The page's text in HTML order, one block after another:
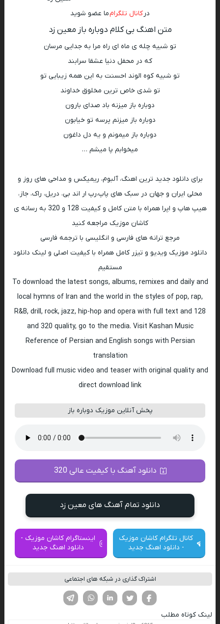
در کانال تلگرامما عضو شوید
متن اهنگ بی کلام دوباره باز معین زد
تو شبیه چله ی ماه ای راه مرا به جدایی مرسان
که در محفل دنیا عشقا سرابند
تو شبیه کوه الوند احسنت به این همه زیبایی تو
تو شدی خاص ترین مخلوق خداوند
دوباره باز میزنه باد صدای بارون
دوباره باز میزنم پرسه تو خیابون
دوباره باز میمونم و یه دل داغون
میخوابم پا میشم …
برای دانلود جدید ترین اهنگ، آلبوم، ریمیکس و مداحی های روز و
محلی ایران و جهان در سبک های پاپ،رپ ار اند بی، دریل، راک، جاز،
هیپ هاپ و اپرا همراه با متن کامل و کیفیت 128 و 320 به رسانه ی
کاشان موزیک مراجعه کنید
مرجع ترانه های فارسی و انگلیسی با ترجمه فارسی
دانلود موزیک ویدیو و تیزر کامل همراه با کیفیت اصلی و لینک دانلود
مستقیم
To download the latest songs, albums, remixes and daily and
local hymns of Iran and the world in the styles of pop, rap,
R&B, drill, rock, jazz, hip-hop and opera with full text and 128
and 320 quality, go to the media. Visit Kashan Music
Reference of Persian and English songs with Persian
translation
Download full music video and teaser with original quality and
direct download link
پخش آنلاین موزیک دوباره باز
دانلود آهنگ با کیفیت عالی 320
دانلود تمام آهنگ های معین زد
کانال تلگرام کاشان موزیک
- دانلود اهنگ جدید
اینستاگرام کاشان موزیک -
دانلود اهنگ جدید
اشتراک گذاری در شبکه های اجتماعی
لینکدین تویتر
فیسوک
لینک کوتاه مطلب